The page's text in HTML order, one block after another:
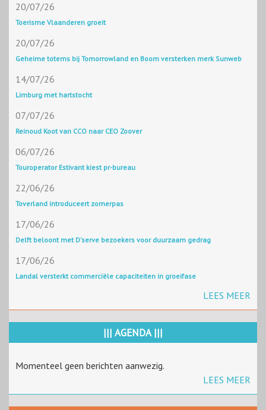
20/07/26
Toerisme Vlaanderen groeit
20/07/26
Geheime totems bij Tomorrowland en Boom versterken merk Sunweb
14/07/26
Limburg met hartstocht
07/07/26
Reinoud Koot van CCO naar CEO Zoover
06/07/26
Touroperator Estivant kiest pr-bureau
22/06/26
Toverland introduceert zomerpas
17/06/26
Delft beloont met D'serve bezoekers voor duurzaam gedrag
17/06/26
Landal versterkt commerciële capaciteiten in groeifase
LEES MEER
||| AGENDA |||
Momenteel geen berichten aanwezig.
LEES MEER